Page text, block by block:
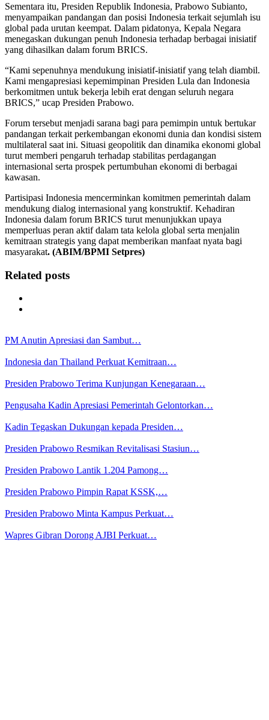
Sementara itu, Presiden Republik Indonesia, Prabowo Subianto,
menyampaikan pandangan dan posisi Indonesia terkait sejumlah isu
global pada urutan keempat. Dalam pidatonya, Kepala Negara
menegaskan dukungan penuh Indonesia terhadap berbagai inisiatif
yang dihasilkan dalam forum BRICS.
“Kami sepenuhnya mendukung inisiatif-inisiatif yang telah diambil.
Kami mengapresiasi kepemimpinan Presiden Lula dan Indonesia
berkomitmen untuk bekerja lebih erat dengan seluruh negara
BRICS,” ucap Presiden Prabowo.
Forum tersebut menjadi sarana bagi para pemimpin untuk bertukar
pandangan terkait perkembangan ekonomi dunia dan kondisi sistem
multilateral saat ini. Situasi geopolitik dan dinamika ekonomi global
turut memberi pengaruh terhadap stabilitas perdagangan
internasional serta prospek pertumbuhan ekonomi di berbagai
kawasan.
Partisipasi Indonesia mencerminkan komitmen pemerintah dalam
mendukung dialog internasional yang konstruktif. Kehadiran
Indonesia dalam forum BRICS turut menunjukkan upaya
memperluas peran aktif dalam tata kelola global serta menjalin
kemitraan strategis yang dapat memberikan manfaat nyata bagi
masyarakat. (ABIM/BPMI Setpres)
Related posts
PM Anutin Apresiasi dan Sambut…
Indonesia dan Thailand Perkuat Kemitraan…
Presiden Prabowo Terima Kunjungan Kenegaraan…
Pengusaha Kadin Apresiasi Pemerintah Gelontorkan…
Kadin Tegaskan Dukungan kepada Presiden…
Presiden Prabowo Resmikan Revitalisasi Stasiun…
Presiden Prabowo Lantik 1.204 Pamong…
Presiden Prabowo Pimpin Rapat KSSK,…
Presiden Prabowo Minta Kampus Perkuat…
Wapres Gibran Dorong AJBI Perkuat…